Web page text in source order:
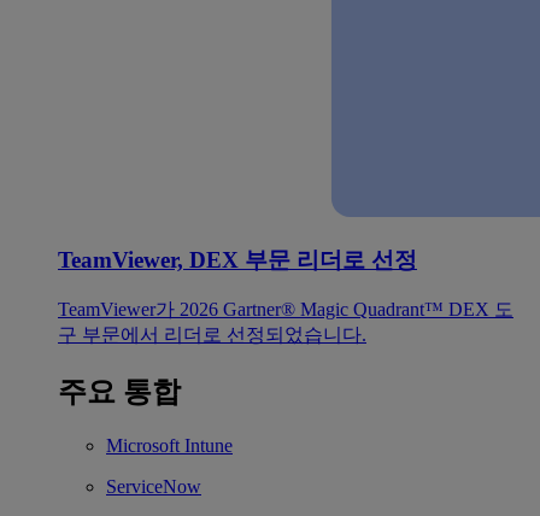
TeamViewer, DEX 부문 리더로 선정
TeamViewer가 2026 Gartner® Magic Quadrant™ DEX 도
구 부문에서 리더로 선정되었습니다.
주요 통합
Microsoft Intune
ServiceNow